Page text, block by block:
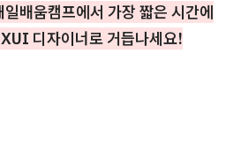
배움캠프에서 가장 짧은 시간에
디자이너로 거듭나세요!